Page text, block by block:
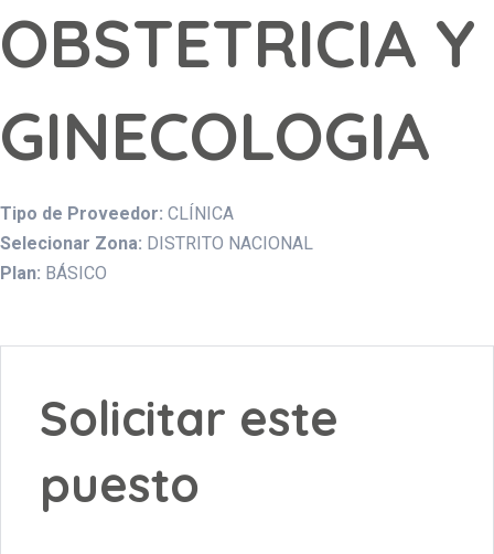
OBSTETRICIA Y
GINECOLOGIA
Tipo de Proveedor: CLÍNICA
Selecionar Zona: DISTRITO NACIONAL
Plan: BÁSICO
Solicitar este
puesto